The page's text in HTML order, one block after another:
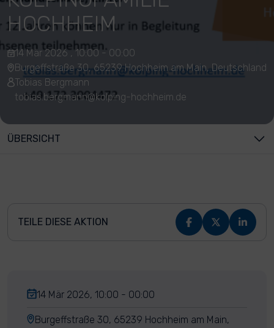
HOCHHEIM
14 Mär 2026 , 10:00 - 00:00
Burgeffstraße 30, 65239 Hochheim am Main, Deutschland
Tobias Bergmann
tobias.bergmann@kolping-hochheim.de
ÜBERSICHT
TEILE DIESE AKTION
14 Mär 2026, 10:00 - 00:00
Burgeffstraße 30, 65239 Hochheim am Main,